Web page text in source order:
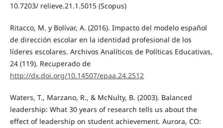
10.7203/ relieve.21.1.5015 (Scopus)
Ritacco, M. y Bolívar, A. (2016). Impacto del modelo español
de dirección escolar en la identidad profesional de los
líderes escolares. Archivos Analíticos de Políticas Educativas,
24 (119). Recuperado de
http://dx.doi.org/10.14507/epaa.24.2512
Waters, T., Marzano, R., & McNulty, B. (2003). Balanced
leadership: What 30 years of research tells us about the
effect of leadership on student achievement. Aurora, CO: